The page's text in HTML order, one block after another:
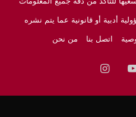
أدبية أو قانونية عما يتم نشره
اتصل بنا من نحن
‫YouTubeانستقرام
نيوز